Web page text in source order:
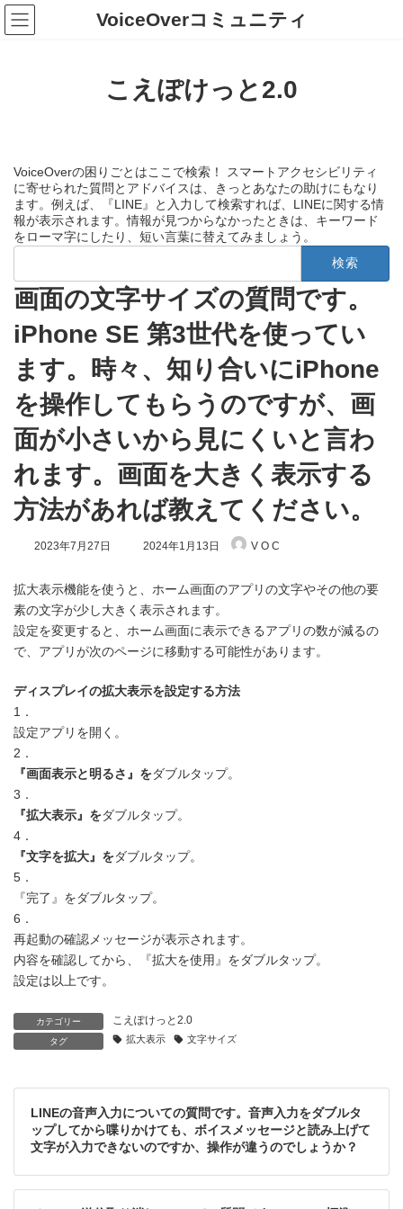
コ
ン
テ
ナ
ビ
ゲ
VoiceOverコミュニティ
こえぽけっと2.0
VoiceOverの困りごとはここで検索！ スマートアクセシビリティ
に寄せられた質問とアドバイスは、きっとあなたの助けにもなり
ます。例えば、『LINE』と入力して検索すれば、LINEに関する情
報が表示されます。情報が見つからなかったときは、キーワード
をローマ字にしたり、短い言葉に替えてみましょう。
検
画面の文字サイズの質問です。
iPhone SE 第3世代を使ってい
ます。時々、知り合いにiPhone
を操作してもらうのですが、画
面が小さいから見にくいと言わ
れます。画面を大きく表示する
方法があれば教えてください。
2023年7月27日
最
新
日
時
:
2024年1月13日 V O C
拡大表示機能を使うと、ホーム画面のアプリの文字やその他の要
素の文字が少し大きく表示されます。
設定を変更すると、ホーム画面に表示できるアプリの数が減るの
で、アプリが次のページに移動する可能性があります。
ディスプレイの拡大表示を設定する方法
1．
設定アプリを開く。
2．
『画面表示と明るさ』をダブルタップ。
3．
『拡大表示』をダブルタップ。
4．
『文字を拡大』をダブルタップ。
5．
『完了』をダブルタップ。
6．
再起動の確認メッセージが表示されます。
内容を確認してから、『拡大を使用』をダブルタップ。
設定は以上です。
カテゴリー こえぽけっと2.0
タグ 拡大表示 文字サイズ
LINEの音声入力についての質問です。音声入力をダブルタ
ップしてから喋りかけても、ボイスメッセージと読み上げて
文字が入力できないのですか、操作が違うのでしょうか？